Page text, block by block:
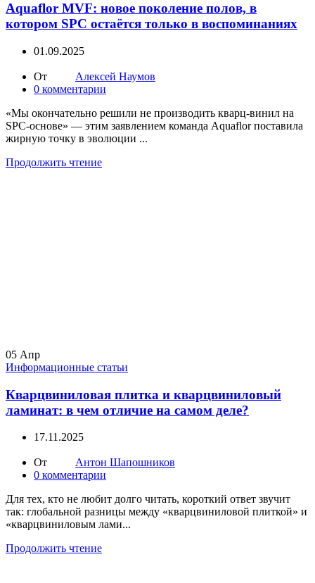
Aquaflor MVF: новое поколение полов, в
котором SPC остаётся только в воспоминаниях
01.09.2025
От
Алексей Наумов
0 комментарии
«Мы окончательно решили не производить кварц-винил на
SPC-основе» — этим заявлением команда Aquaflor поставила
жирную точку в эволюции ...
Продолжить чтение
05 Апр
Информационные статьи
Кварцвиниловая плитка и кварцвиниловый
ламинат: в чем отличие на самом деле?
17.11.2025
От
Антон Шапошников
0 комментарии
Для тех, кто не любит долго читать, короткий ответ звучит
так: глобальной разницы между «кварцвиниловой плиткой» и
«кварцвиниловым лами...
Продолжить чтение